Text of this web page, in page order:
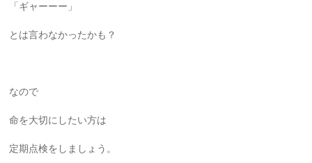
「ギャーーー」
とは言わなかったかも？
なので
命を大切にしたい方は
定期点検をしましょう。